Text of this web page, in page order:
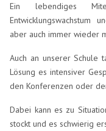
Ein lebendiges
Entwicklungswachstum
aber auch immer wieder
Auch an unserer Schule
Lösung es intensiver
den Konferenzen oder
Dabei kann es zu
stockt und es schwierig